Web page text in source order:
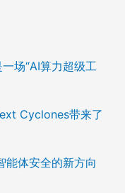
场“AI算力超级工
Cyclones带来了
能体安全的新方向